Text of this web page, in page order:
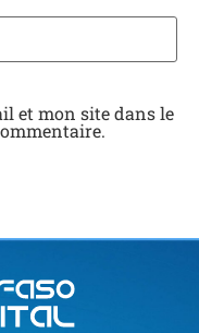
et mon site dans le